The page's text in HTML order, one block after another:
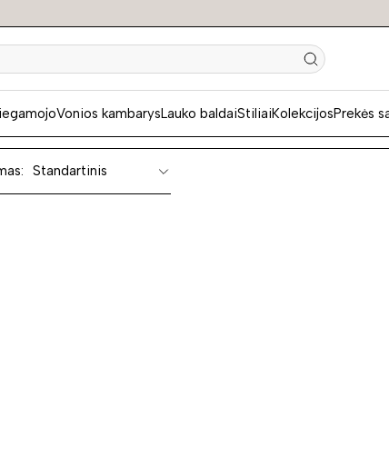
Vonios kambarysLauko baldaiStiliaiKolekcijosPrekės
lovos
Standartinis